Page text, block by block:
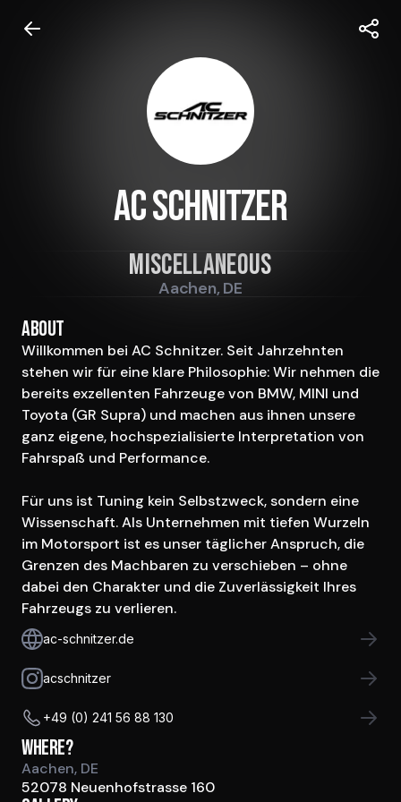
AC Schnitzer
Miscellaneous
Aachen, DE
About
Willkommen bei AC Schnitzer. Seit Jahrzehnten
stehen wir für eine klare Philosophie: Wir nehmen die
bereits exzellenten Fahrzeuge von BMW, MINI und
Toyota (GR Supra) und machen aus ihnen unsere
ganz eigene, hochspezialisierte Interpretation von
Fahrspaß und Performance.
Für uns ist Tuning kein Selbstzweck, sondern eine
Wissenschaft. Als Unternehmen mit tiefen Wurzeln
im Motorsport ist es unser täglicher Anspruch, die
Grenzen des Machbaren zu verschieben – ohne
dabei den Charakter und die Zuverlässigkeit Ihres
Fahrzeugs zu verlieren.
ac-schnitzer.de
acschnitzer
+49 (0) 241 56 88 130
Where?
Aachen, DE
52078 Neuenhofstrasse 160